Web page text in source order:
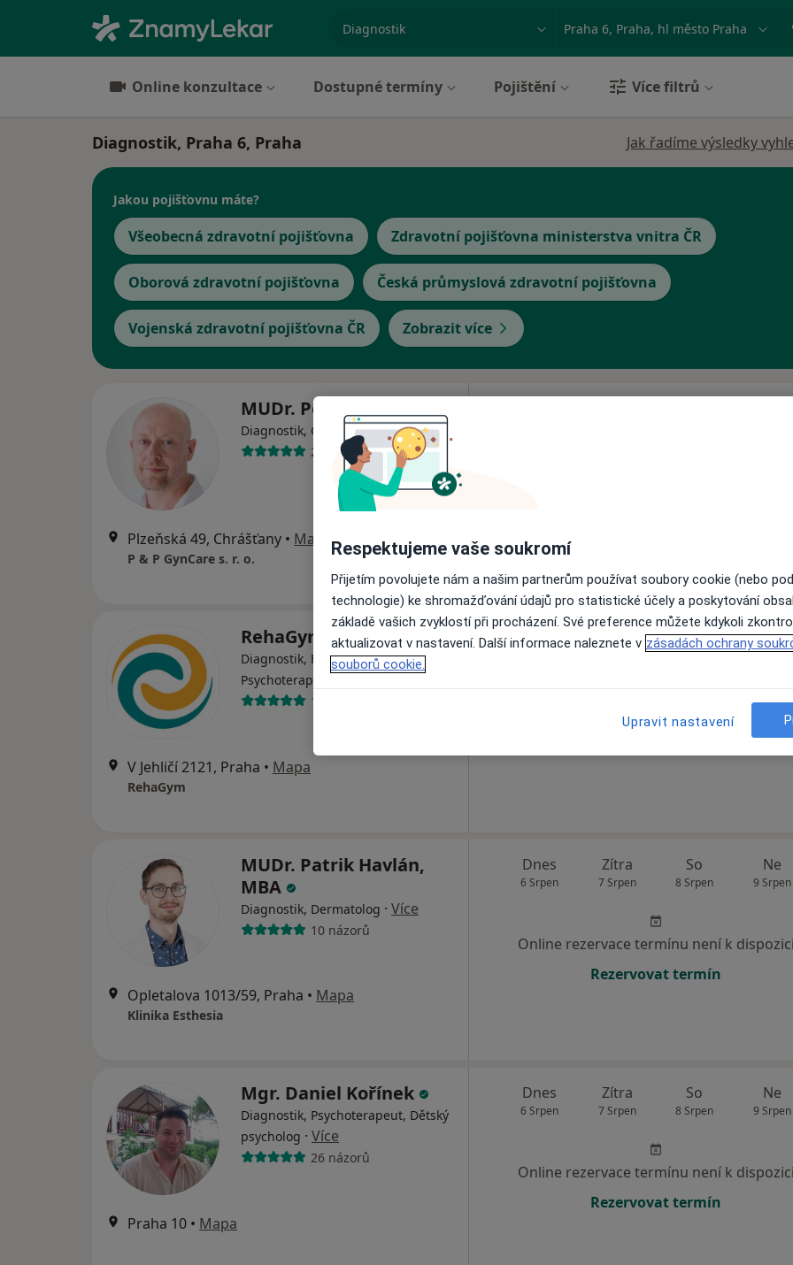
Město nebo region
Online konzultace Dostupné termíny Pojištění Více filtrů
Diagnostik, Praha 6, Praha Jak řadíme výsledky
Jakou pojišťovnu máte?
Všeobecná zdravotní pojišťovna Zdravotní pojišťovna ministerstva vnitra ČR
Oborová zdravotní pojišťovna Česká průmyslová zdravotní pojišťovna
Vojenská zdravotní pojišťovna ČR Zobrazit více
MUDr. Peter Plevák
Diagnostik, Gynekolog·Více
262 názorů
Plzeňská 49, Chrášťany • Mapa
P & P GynCare s. r. o.
RehaGym
Diagnostik, Fyzioterapeut,
Psychoterapeut ·Více
1 názor
V Jehličí 2121, Praha • Mapa
RehaGym
Dnes Zítra So
8 Srpen
Ne
9 Srpen
Online rezervace termínu není k
MUDr. Patrik Havlán,
MBA
Diagnostik, Dermatolog · Více
10 názorů
Opletalova 1013/59, Praha • Mapa
Klinika Esthesia
Dnes
6 Srpen
Zítra
7 Srpen
So
8 Srpen
Ne
9 Srpen
Online rezervace termínu není k dispozici
Rezervovat termín
Mgr. Daniel Kořínek
Diagnostik, Psychoterapeut, Dětský
psycholog · Více
26 názorů
Praha 10 • Mapa
Dnes
6 Srpen
Zítra
7 Srpen
So
8 Srpen
Ne
9 Srpen
Online rezervace termínu není k dispozici
Rezervovat termín
Respektujeme vaše soukromí
Přijetím povolujete nám a našim partnerům používat soubory cookie (nebo
technologie) ke shromažďování údajů pro statistické účely a poskytování
základě vašich zvyklostí při procházení. Své preference můžete kdykoli
aktualizovat v nastavení. Další informace naleznete v zásadách ochrany
souborů cookie.
Upravit nastavení